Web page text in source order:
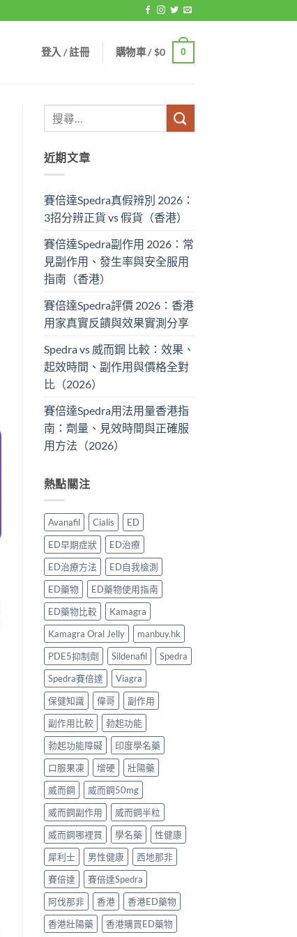
登入 / 註冊 購物車 /$0 0
近期文章
賽倍達Spedra真假辨別 2026：
3招分辨正貨 vs 假貨（香港）
賽倍達Spedra副作用 2026：常
見副作用、發生率與安全服用
指南（香港）
賽倍達Spedra評價 2026：香港
用家真實反饋與效果實測分享
Spedra vs 威而鋼 比較：效果、
起效時間、副作用與價格全對
比（2026）
賽倍達Spedra用法用量香港指
南：劑量、見效時間與正確服
用方法（2026）
熱點關注
Avanafil Cialis
ED
ED早期症狀
ED治療
ED治療方法
ED自我檢測
ED藥物
ED藥物使用指南
ED藥物比較
Kamagra
Kamagra Oral Jelly
manbuy.hk
PDE5抑制劑
Sildenafil
Spedra
Spedra賽倍達
Viagra
保健知識
偉哥
副作用
副作用比較
勃起功能
勃起功能障礙
印度學名藥
口服果凍
增硬
壯陽藥
威而鋼
威而鋼50mg
威而鋼副作用
威而鋼半粒
威而鋼哪裡買
學名藥
性健康
犀利士
男性健康
西地那非
賽倍達
賽倍達Spedra
阿伐那非
香港
香港ED藥物
香港壯陽藥
香港購買ED藥物